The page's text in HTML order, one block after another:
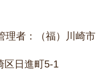
者：（福）川崎市
日進町5-1